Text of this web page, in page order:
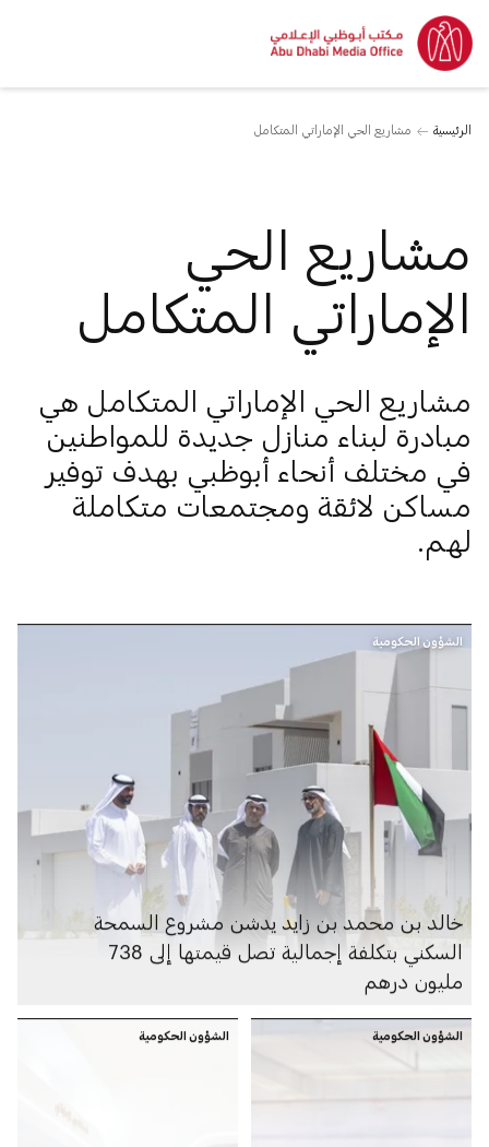
الرئيسية مشاريع الحي الإماراتي المتكامل
مشاريع الحي
الإماراتي المتكامل
مشاريع الحي الإماراتي المتكامل هي
مبادرة لبناء منازل جديدة للمواطنين
في مختلف أنحاء أبوظبي بهدف توفير
مساكن لائقة ومجتمعات متكاملة
لهم.
الشؤون الحكومية
خالد بن محمد بن زايد يدشن مشروع السمحة
السكني بتكلفة إجمالية تصل قيمتها إلى 738
مليون درهم
الشؤون الحكومية الشؤون الحكومية